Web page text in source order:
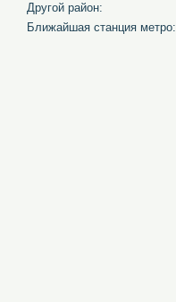
Другой район:
Ближайшая станция метро: